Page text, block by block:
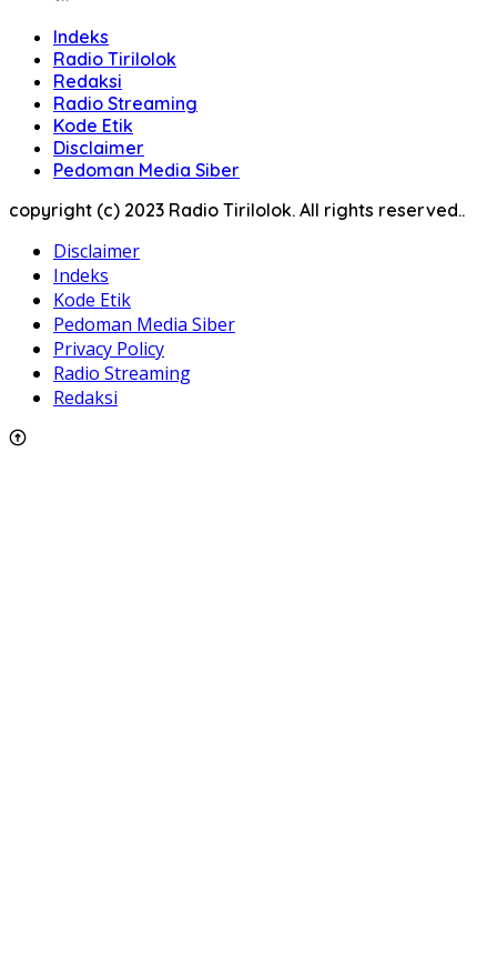
Indeks
Radio Tirilolok
Redaksi
Radio Streaming
Kode Etik
Disclaimer
Pedoman Media Siber
copyright (c) 2023 Radio Tirilolok. All rights reserved..
Disclaimer
Indeks
Kode Etik
Pedoman Media Siber
Privacy Policy
Radio Streaming
Redaksi